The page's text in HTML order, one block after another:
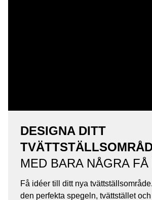
DESIGNA DITT
MED BARA NÅGRA FÅ
Få idéer till ditt nya
den perfekta spegeln, tvättstället